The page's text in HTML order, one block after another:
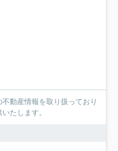
動産情報を取り扱っており
たします。